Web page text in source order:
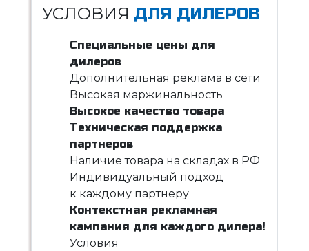
УСЛОВИЯ ДЛЯ ДИЛЕРОВ
Специальные цены для
дилеров
Дополнительная реклама в сети
Высокая маржинальность
Высокое качество товара
Техническая поддержка
партнеров
Наличие товара на складах в РФ
Индивидуальный подход
к каждому партнеру
Контекстная рекламная
кампания для каждого дилера!
Условия